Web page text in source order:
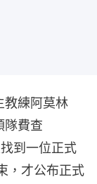
教練阿莫林
隊費查
到一位正式
，才公布正式